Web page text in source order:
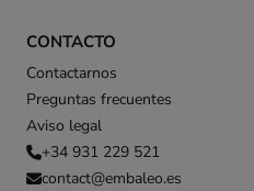
CONTACTO
Contactarnos
Preguntas frecuentes
Aviso legal
+34 931 229 521
contact@embaleo.es